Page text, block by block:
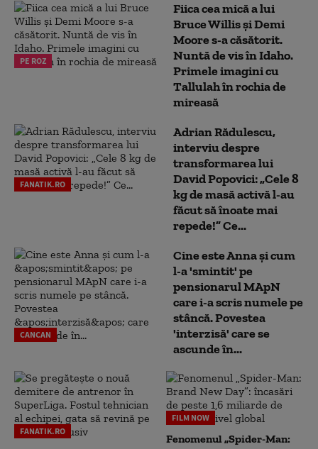
PE ROZ
Fiica cea mică a lui
Bruce Willis și Demi
Moore s-a căsătorit.
Nuntă de vis în Idaho.
Primele imagini cu
Tallulah în rochia de
mireasă
FANATIK.RO
Adrian Rădulescu,
interviu despre
transformarea lui
David Popovici: „Cele 8
kg de masă activă l-au
făcut să înoate mai
repede!” Ce...
CANCAN
Cine este Anna și cum
l-a 'smintit' pe
pensionarul MApN
care i-a scris numele pe
stâncă. Povestea
'interzisă' care se
ascunde în...
FANATIK.RO
FILM NOW
Fenomenul „Spider-Man: